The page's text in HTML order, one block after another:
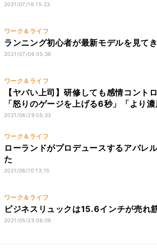
2021/07/16 15:23
ワーク＆ライフ
ランニング初心者が最新モデルを見て
2021/07/06 05:36
ワーク＆ライフ
【ヤバい上司】研修しても感情コン
「怒りのゲージを上げる6秒」「より
増大」と界隈が騒然となる
2021/06/29 05:33
ワーク＆ライフ
ローランドがプロデュースするアパレ
た
2021/06/10 13:15
ワーク＆ライフ
ビジネスリュックは15.6インチが売れ
2021/05/25 06:09